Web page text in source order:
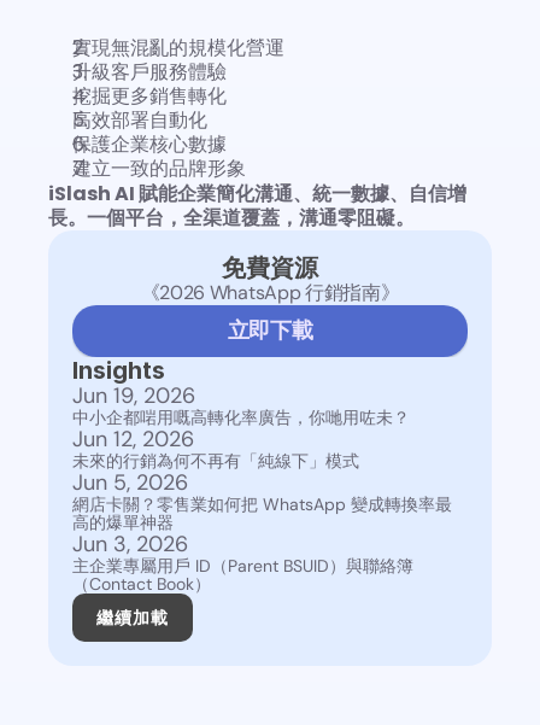
實現無混亂的規模化營運
升級客戶服務體驗
挖掘更多銷售轉化
高效部署自動化
保護企業核心數據
建立一致的品牌形象
iSlash AI 賦能企業簡化溝通、統一數據、自信增
長。一個平台，全渠道覆蓋，溝通零阻礙。
免費資源
《2026 WhatsApp 行銷指南》
立即下載
Insights
Jun 19, 2026
中小企都啱用嘅高轉化率廣告，你哋用咗未？
Jun 12, 2026
未來的行銷為何不再有「純線下」模式
Jun 5, 2026
網店卡關？零售業如何把 WhatsApp 變成轉換率最
高的爆單神器
Jun 3, 2026
主企業專屬用戶 ID（Parent BSUID）與聯絡簿
（Contact Book）
繼續加載